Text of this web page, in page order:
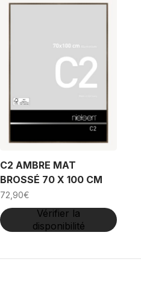
C2 AMBRE MAT
BROSSÉ 70 X 100 CM
72,90€
Vérifier la
disponibilité